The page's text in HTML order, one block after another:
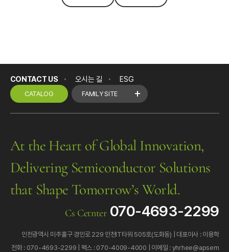
CONTACT US 오시는 길 ESG
CATALOG FAMILY SITE
At the Heart of Global Innovation,
Delivering Semiconductor Solutions
that Shape Tomorrow’s World.
Cs Cetnter 070-4693-2299
인천광역시 미추홀구 경인로 229 인천IT타워 505호(도화동)
대표이사 : 이용학
전화 : 070-4693-2299
팩스 : 070-4009-4000 이메일 : yhrhee@apsem